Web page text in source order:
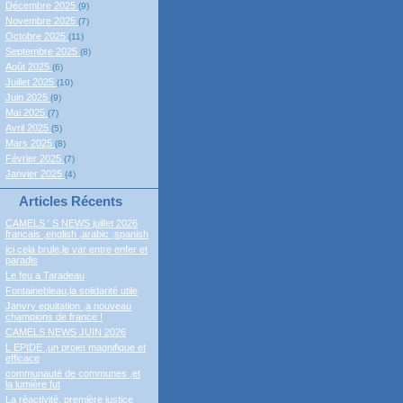
Décembre 2025 (9)
Novembre 2025 (7)
Octobre 2025 (11)
Septembre 2025 (8)
Août 2025 (6)
Juillet 2025 (10)
Juin 2025 (9)
Mai 2025 (7)
Avril 2025 (5)
Mars 2025 (8)
Février 2025 (7)
Janvier 2025 (4)
Articles Récents
CAMELS ' S NEWS juillet 2026
francais ,english ,arabic ,spanish
ici cela brule,le var entre enfer et
paradis
Le feu a Taradeau
Fontainebleau,la solidarité utile
Janvry equitation ,a nouveau
champions de france !
CAMELS NEWS JUIN 2026
L EPIDE ,un projet magnifique et
efficace
communauté de communes ,et
la lumière fut
La réactivité, première justice